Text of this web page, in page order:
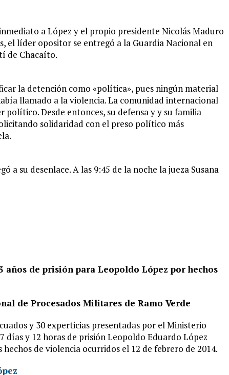
a López y el propio presidente Nicolás Maduro
el líder opositor se entregó a la Guardia Nacional en
de Chacaíto.
la detención como «política», pues ningún material
llamado a la violencia. La comunidad internacional
Desde entonces, su defensa y y su familia
solidaridad con el preso político más
a su desenlace. A las 9:45 de la noche la jueza Susana
de prisión para Leopoldo López por hechos
de Procesados Militares de Ramo Verde
y 30 experticias presentadas por el Ministerio
días y 12 horas de prisión Leopoldo Eduardo López
de violencia ocurridos el 12 de febrero de 2014.